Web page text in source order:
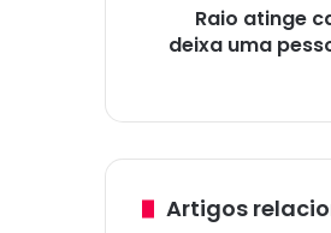
a
s
Raio atinge
deixa uma
Artigos